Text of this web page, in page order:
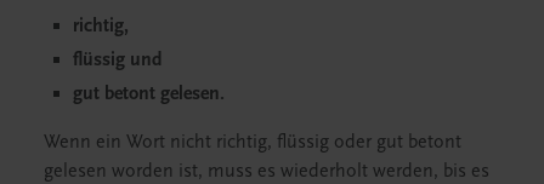
richtig,
flüssig und
gut betont gelesen.
Wenn ein Wort nicht richtig, flüssig oder gut betont
gelesen worden ist, muss es wiederholt werden, bis es